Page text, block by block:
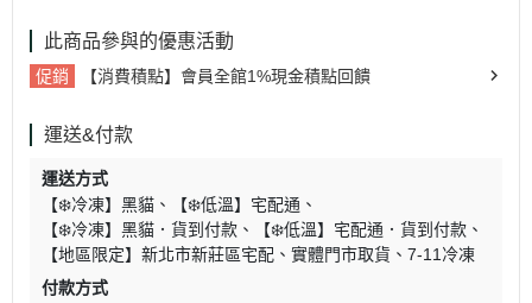
此商品參與的優惠活動
促銷 【消費積點】會員全館1%現金積點回饋
運送&付款
運送方式
【❄️冷凍】黑貓
【❄️低溫】宅配通
【❄️冷凍】黑貓．貨到付款
【❄️低溫】宅配通．貨到付款
【地區限定】新北市新莊區宅配
實體門市取貨
7-11冷凍
付款方式